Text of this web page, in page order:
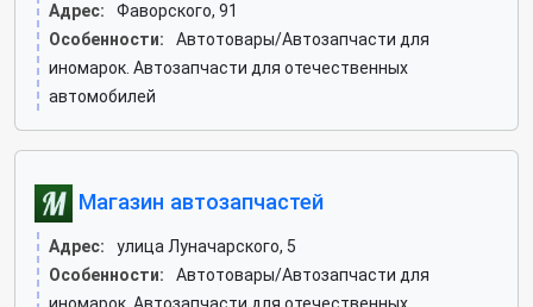
Адрес:
Фаворского, 91
Особенности:
Автотовары/Автозапчасти для
иномарок. Автозапчасти для отечественных
автомобилей
Магазин автозапчастей
Адрес:
улица Луначарского, 5
Особенности:
Автотовары/Автозапчасти для